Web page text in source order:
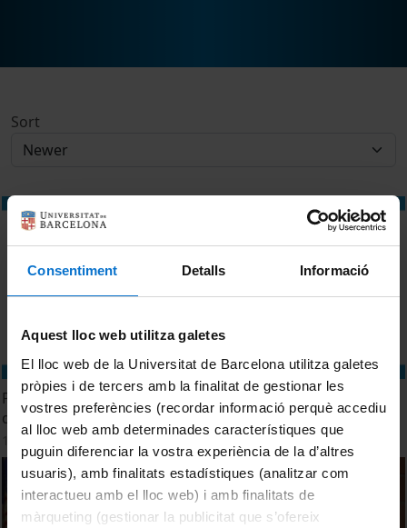
Consentiment Detalls Informació
Aquest lloc web utilitza galetes
El lloc web de la Universitat de Barcelona utilitza galetes
pròpies i de tercers amb la finalitat de gestionar les
vostres preferències (recordar informació perquè accediu
al lloc web amb determinades característiques que
puguin diferenciar la vostra experiència de la d’altres
usuaris), amb finalitats estadístiques (analitzar com
interactueu amb el lloc web) i amb finalitats de
màrqueting (gestionar la publicitat que s’ofereix
Sort
Premi Ramon Margalef d'ecologia. Edició 2024. Sessió 10
d'octubre